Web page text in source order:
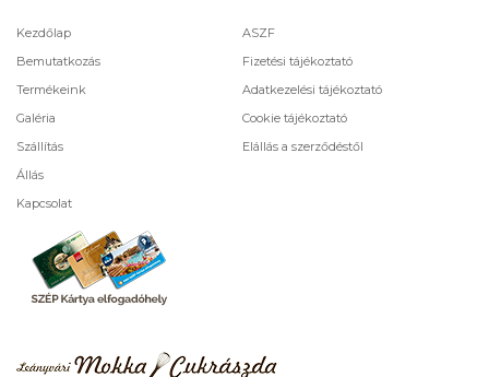
Kezdőlap
Bemutatkozás
Termékeink
Galéria
Szállítás
Állás
Kapcsolat
ASZF
Fizetési tájékoztató
Adatkezelési tájékoztató
Cookie tájékoztató
Elállás a szerződéstől